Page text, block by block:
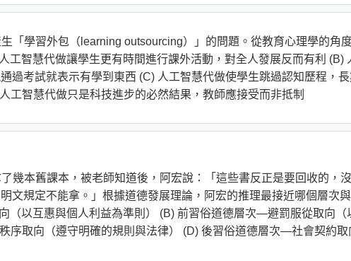
「學習外包（learning outsourcing）」的問題。從教育心理學的角
工智慧代做讓學生更有時間進行課外活動，對全人發展反而有利 (B)
過考試就表示有學到東西 (C) 人工智慧代做使學生跳過認知歷程，長
工智慧代做只是科技進步的必然結果，教師應接受而非抵制
幾本舊課本，被老師知道後，阿宏說：「這些書反正是要回收的，
文規定不能拿。」根據道德發展理論，阿宏的推理最接近哪個層次
（以互惠與個人利益為準則） (B) 前習俗道德層次—避罰服從取向（
序取向（遵守明確的規則與法律） (D) 後習俗道德層次—社會契約取